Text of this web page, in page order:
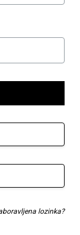
lozinka?